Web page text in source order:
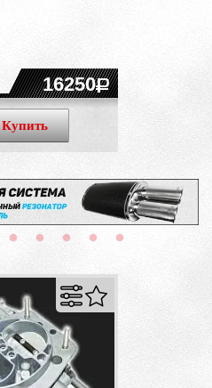
16250
Купить